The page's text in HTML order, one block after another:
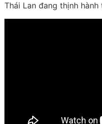
Thái Lan đang thịnh